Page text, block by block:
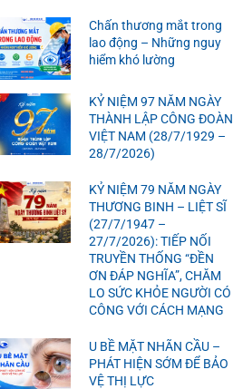
Chấn thương mắt trong
lao động – Những nguy
hiểm khó lường
KỶ NIỆM 97 NĂM NGÀY
THÀNH LẬP CÔNG ĐOÀN
VIỆT NAM (28/7/1929 –
28/7/2026)
KỶ NIỆM 79 NĂM NGÀY
THƯƠNG BINH – LIỆT SĨ
(27/7/1947 –
27/7/2026): TIẾP NỐI
TRUYỀN THỐNG “ĐỀN
ƠN ĐÁP NGHĨA”, CHĂM
LO SỨC KHỎE NGƯỜI CÓ
CÔNG VỚI CÁCH MẠNG
U BỀ MẶT NHÃN CẦU –
PHÁT HIỆN SỚM ĐỂ BẢO
VỆ THỊ LỰC